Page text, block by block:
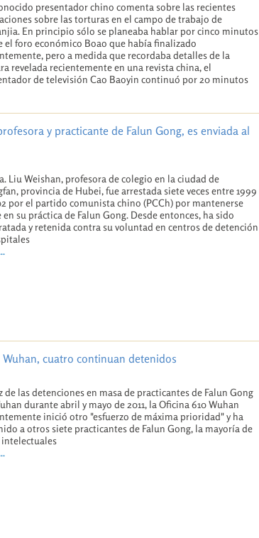
presentador chino comenta sobre las recientes
sobre las torturas en el campo de trabajo de
En principio sólo se planeaba hablar por cinco minutos
el foro económico Boao que había finalizado
pero a medida que recordaba detalles de la
revelada recientemente en una revista china, el
de televisión Cao Baoyin continuó por 20 minutos
y practicante de Falun Gong, es enviada al
Liu Weishan, profesora de colegio en la ciudad de
provincia de Hubei, fue arrestada siete veces entre 1999
por el partido comunista chino (PCCh) por mantenerse
su práctica de Falun Gong. Desde entonces, ha sido
y retenida contra su voluntad en centros de detención
cuatro continuan detenidos
de las detenciones en masa de practicantes de Falun Gong
durante abril y mayo de 2011, la Oficina 610 Wuhan
inició otro "esfuerzo de máxima prioridad" y ha
a otros siete practicantes de Falun Gong, la mayoría de